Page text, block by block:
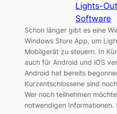
Lights-Out
Software
Schon länger gibt es eine
Windows Store App, um
Mobilgerät zu steuern. In
auch für Android und iOS
Android hat bereits
Kurzentschlossene sind
Wer noch teilnehmen
notwendigen Informationen.